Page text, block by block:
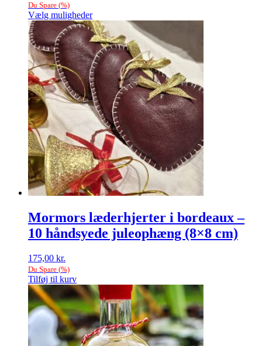
Du Spare (%)
Vælg muligheder
Dette
vare
har
flere
varianter.
Mulighederne
kan
vælges
på
varesiden
Mormors læderhjerter i bordeaux –
10 håndsyede juleophæng (8×8 cm)
175,00 kr.
Du Spare (%)
Tilføj til kurv